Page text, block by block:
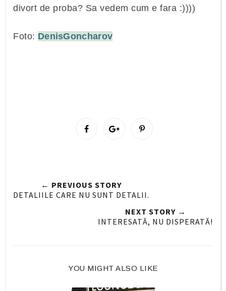
divort de proba? Sa vedem cum e fara :))))
Foto: DenisGoncharov
O
n
a
o
n
G
o
P
← PREVIOUS STORY
DETALIILE CARE NU SUNT DETALII.
NEXT STORY →
INTERESATĂ, NU DISPERATĂ!
YOU MIGHT ALSO LIKE